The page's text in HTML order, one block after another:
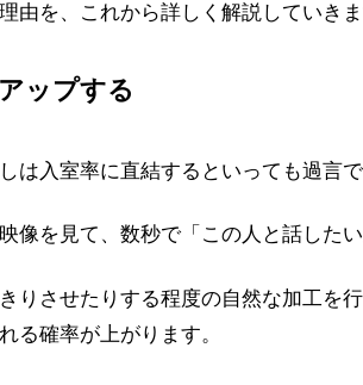
由を、これから詳しく解説していきま
ップする
は入室率に直結するといっても過言で
像を見て、数秒で「この人と話したい
りさせたりする程度の自然な加工を
る確率が上がります。